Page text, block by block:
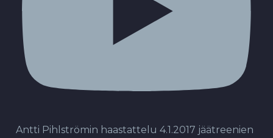
Antti Pihlströmin haastattelu 4.1.2017 jäätreenien